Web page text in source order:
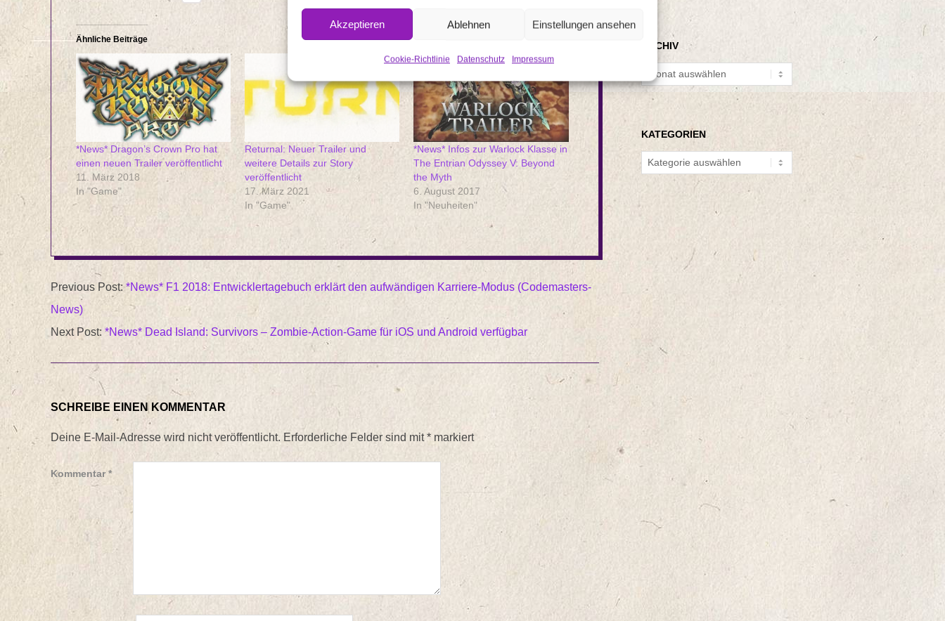
Akzeptieren Ablehnen Einstellungen ansehen
Cookie-Richtlinie Datenschutz Impressum
Ähnliche Beiträge
*News* Dragon’s Crown Pro hat
einen neuen Trailer veröffentlicht
11. März 2018
In "Game"
Returnal: Neuer Trailer und
weitere Details zur Story
veröffentlicht
17. März 2021
In "Game"
*News* Infos zur Warlock Klasse in
The Entrian Odyssey V: Beyond
the Myth
6. August 2017
In "Neuheiten"
2018-
07-
07
Previous Post:*News* F1 2018: Entwicklertagebuch erklärt den aufwändigen Karriere-Modus (Codemasters-
News)
Next Post: *News* Dead Island: Survivors – Zombie-Action-Game für iOS und Android verfügbar
SCHREIBE EINEN KOMMENTAR
Deine E-Mail-Adresse wird nicht veröffentlicht. Erforderliche Felder sind mit* markiert
Kommentar *
ARCHIV
KATEGORIEN
Kategorien